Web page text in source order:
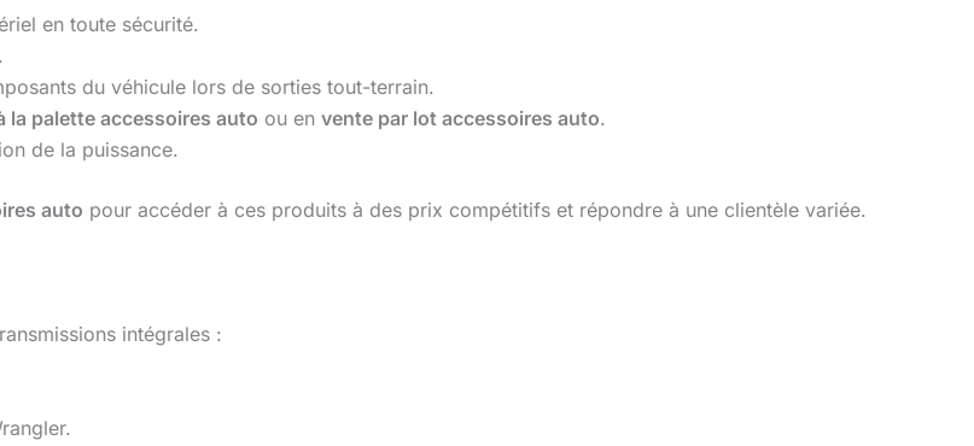
en toute sécurité.
du véhicule lors de sorties tout-terrain.
la palette accessoires auto ou en vente par lot accessoires auto.
de la puissance.
auto pour accéder à ces produits à des prix compétitifs et répondre à une clientèle variée.
intégrales :